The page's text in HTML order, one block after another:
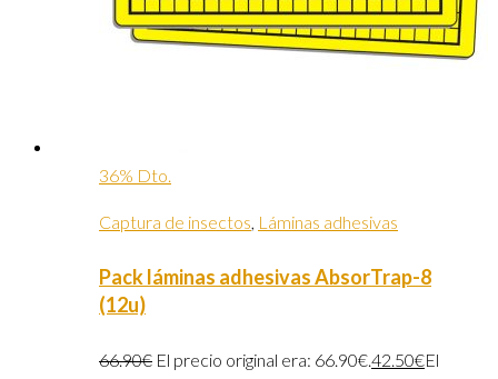
36% Dto.
Captura de insectos, Láminas adhesivas
Pack láminas adhesivas AbsorTrap-8
(12u)
66.90€ El precio original era: 66.90€.42.50€El